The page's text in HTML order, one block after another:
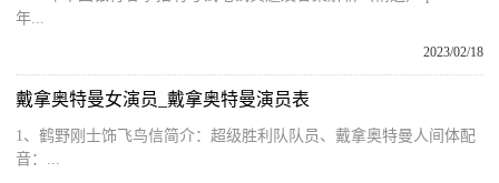
年...
2023/02/18
戴拿奥特曼女演员_戴拿奥特曼演员表
1、鹤野刚士饰飞鸟信简介：超级胜利队队员、戴拿奥特曼人间体配
音：...